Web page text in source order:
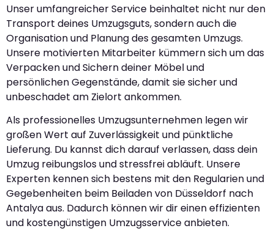
Unser umfangreicher Service beinhaltet nicht nur den
Transport deines Umzugsguts, sondern auch die
Organisation und Planung des gesamten Umzugs.
Unsere motivierten Mitarbeiter kümmern sich um das
Verpacken und Sichern deiner Möbel und
persönlichen Gegenstände, damit sie sicher und
unbeschadet am Zielort ankommen.
Als professionelles Umzugsunternehmen legen wir
großen Wert auf Zuverlässigkeit und pünktliche
Lieferung. Du kannst dich darauf verlassen, dass dein
Umzug reibungslos und stressfrei abläuft. Unsere
Experten kennen sich bestens mit den Regularien und
Gegebenheiten beim Beiladen von Düsseldorf nach
Antalya aus. Dadurch können wir dir einen effizienten
und kostengünstigen Umzugsservice anbieten.